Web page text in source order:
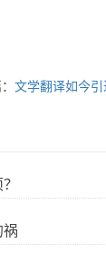
文学翻译如今